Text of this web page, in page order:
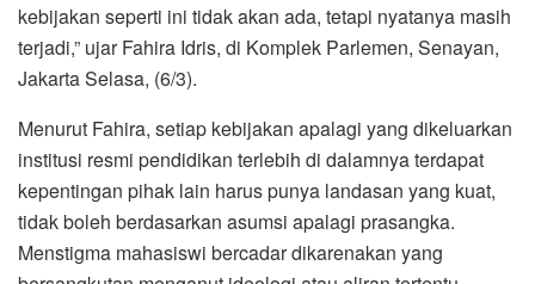
kebijakan seperti ini tidak akan ada, tetapi nyatanya masih
terjadi,” ujar Fahira Idris, di Komplek Parlemen, Senayan,
Jakarta Selasa, (6/3).
Menurut Fahira, setiap kebijakan apalagi yang dikeluarkan
institusi resmi pendidikan terlebih di dalamnya terdapat
kepentingan pihak lain harus punya landasan yang kuat,
tidak boleh berdasarkan asumsi apalagi prasangka.
Menstigma mahasiswi bercadar dikarenakan yang